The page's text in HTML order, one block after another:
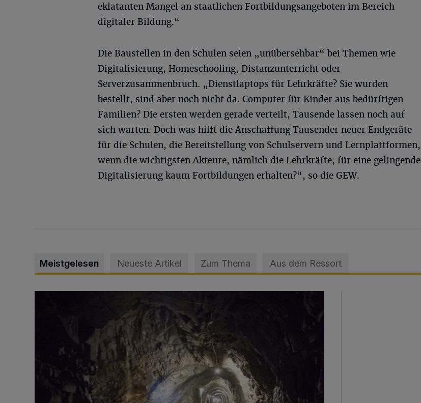
eklatanten Mangel an staatlichen Fortbildungsangeboten im Bereich
digitaler Bildung.“
Die Baustellen in den Schulen seien „unübersehbar“ bei Themen wie
Digitalisierung, Homeschooling, Distanzunterricht oder
Serverzusammenbruch. „Dienstlaptops für Lehrkräfte? Sie wurden
bestellt, sind aber noch nicht da. Computer für Kinder aus bedürftigen
Familien? Die ersten werden gerade verteilt, Tausende lassen noch auf
sich warten. Doch was hilft die Anschaffung Tausender neuer Endgeräte
für die Schulen, die Bereitstellung von Schulservern und Lernplattformen,
wenn die wichtigsten Akteure, nämlich die Lehrkräfte, für eine gelingende
Digitalisierung kaum Fortbildungen erhalten?“, so die GEW.
Meistgelesen Neueste Artikel Zum Thema Aus dem Ressort